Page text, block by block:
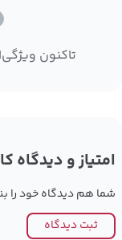
تاکنون
امتیاز و دیدگاه
شما هم دیدگاه خود را
ثبت دیدگاه